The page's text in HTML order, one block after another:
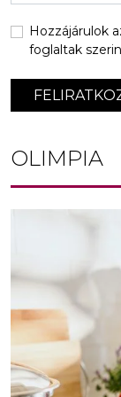
Hozzájárulok
foglaltak
OLIMPIA